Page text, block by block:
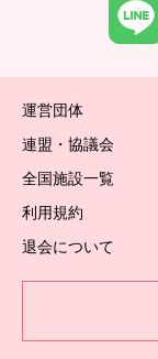
運営団体
連盟・協議会
全国施設一覧
利用規約
退会について